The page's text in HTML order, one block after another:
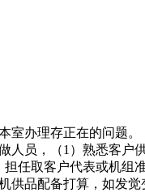
办理存正在的问题
员，（1）熟悉客
任取客户代表或机组
品配备打算，如发